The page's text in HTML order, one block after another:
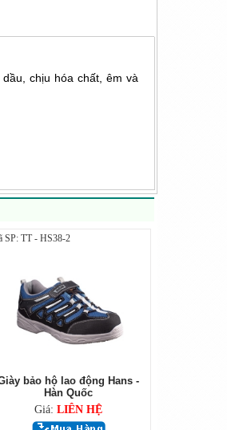
chịu hóa chất, êm và
SP: TT - HS38-2
bảo hộ lao động Hans -
Hàn Quốc
Giá: LIÊN HỆ